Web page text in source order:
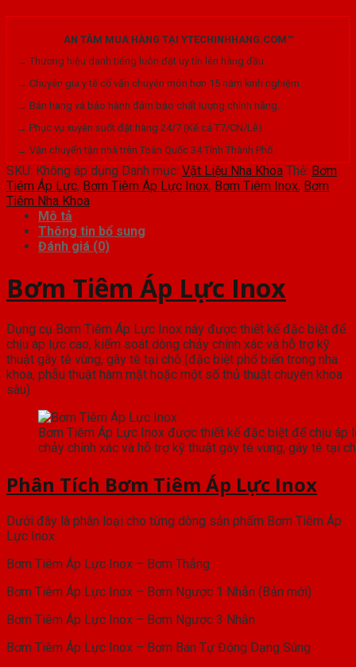
Lực
lượng
AN TÂM MUA HÀNG TẠI YTECHINHHANG.COM™
→ Thương hiệu danh tiếng luôn đặt uy tín lên hàng đầu.
→ Chuyên gia y tế cố vấn chuyên môn hơn 15 năm kinh nghiệm.
→ Bán hàng và bảo hành đảm bảo chất lượng chính hãng.
→ Phục vụ xuyên suốt đặt hàng 24/7 (Kể cả T7/CN/Lễ).
→ Vận chuyển tận nhà trên Toàn Quốc 34 Tỉnh Thành Phố.
SKU: Không áp dụng Danh mục: Vật Liệu Nha Khoa Thẻ: Bơm
Tiêm Áp Lực, Bơm Tiêm Áp Lực Inox, Bơm Tiêm Inox, Bơm
Tiêm Nha Khoa
Mô tả
Thông tin bổ sung
Đánh giá (0)
Bơm Tiêm Áp Lực Inox
Dụng cụ Bơm Tiêm Áp Lực Inox này được thiết kế đặc biệt để
chịu áp lực cao, kiểm soát dòng chảy chính xác và hỗ trợ kỹ
thuật gây tê vùng, gây tê tại chỗ (đặc biệt phổ biến trong nha
khoa, phẫu thuật hàm mặt hoặc một số thủ thuật chuyên khoa
sâu).
Bơm Tiêm Áp Lực Inox được thiết kế đặc biệt để chịu áp
chảy chính xác và hỗ trợ kỹ thuật gây tê vùng, gây tê tại
Phân Tích Bơm Tiêm Áp Lực Inox
Dưới đây là phân loại cho từng dòng sản phẩm Bơm Tiêm Áp
Lực Inox:
Bơm Tiêm Áp Lực Inox – Bơm Thẳng
Bơm Tiêm Áp Lực Inox – Bơm Ngược 1 Nhẫn (Bản mới)
Bơm Tiêm Áp Lực Inox – Bơm Ngược 3 Nhẫn
Bơm Tiêm Áp Lực Inox – Bơm Bán Tự Động Dạng Súng